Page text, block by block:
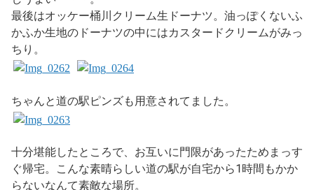
最後はオッケー桶川クリーム生ドーナツ。油っぽくないふ
かふか生地のドーナツの中にはカスタードクリームがみっ
ちり。
ちゃんと道の駅ピンズも用意されてました。
十分堪能したところで、お互いに門限があったためまっす
ぐ帰宅。こんな素晴らしい道の駅が自宅から1時間もかか
らないなんて素敵な場所。